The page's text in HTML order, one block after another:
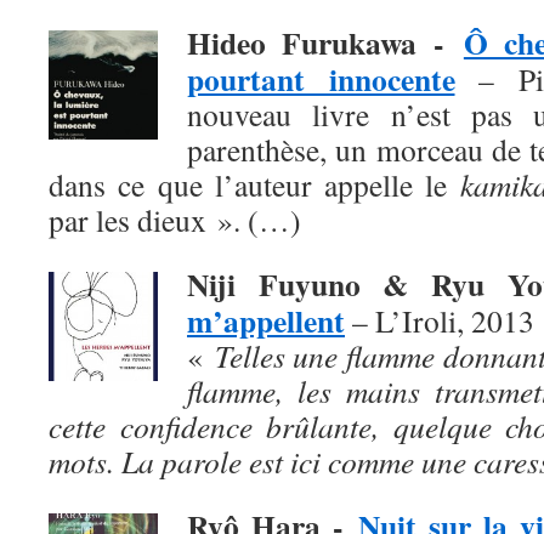
Hideo Furukawa - Ô
pourtant innocente–
nouveau livre n’est pas
parenthèse, un morceau de
dans ce que l’auteur appelle le
par les dieux ». (…)
Niji Fuyuno & Ryu
m’appellent– L’Iroli, 2013
« Telles une flamme
flamme, les mains
cette confidence brûlante, quelque
mots. La parole est ici comme une